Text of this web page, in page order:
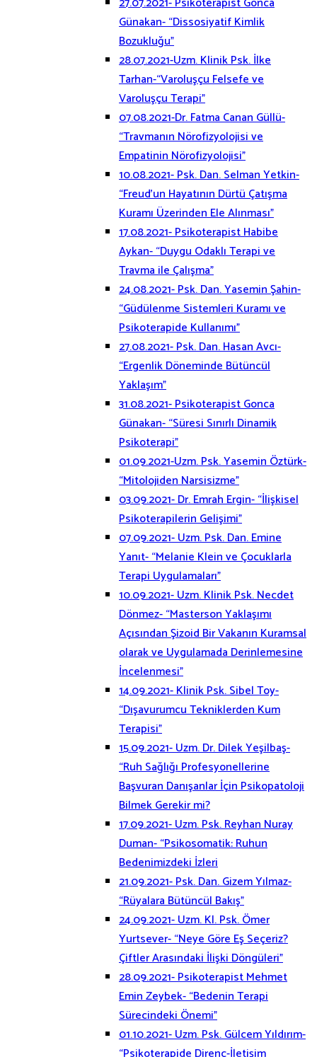
Günakan- “Dissosiyatif Kimlik
Bozukluğu”
28.07.2021-Uzm. Klinik Psk. İlke
Tarhan-“Varoluşçu Felsefe ve
Varoluşçu Terapi”
07.08.2021-Dr. Fatma Canan Güllü-
“Travmanın Nörofizyolojisi ve
Empatinin Nörofizyolojisi”
10.08.2021- Psk. Dan. Selman Yetkin-
“Freud’un Hayatının Dürtü Çatışma
Kuramı Üzerinden Ele Alınması”
17.08.2021- Psikoterapist Habibe
Aykan- “Duygu Odaklı Terapi ve
Travma ile Çalışma”
24.08.2021- Psk. Dan. Yasemin Şahin-
“Güdülenme Sistemleri Kuramı ve
Psikoterapide Kullanımı”
27.08.2021- Psk. Dan. Hasan Avcı-
“Ergenlik Döneminde Bütüncül
Yaklaşım”
31.08.2021- Psikoterapist Gonca
Günakan- “Süresi Sınırlı Dinamik
Psikoterapi”
01.09.2021-Uzm. Psk. Yasemin Öztürk-
“Mitolojiden Narsisizme”
03.09.2021- Dr. Emrah Ergin- “İlişkisel
Psikoterapilerin Gelişimi”
07.09.2021- Uzm. Psk. Dan. Emine
Yanıt- “Melanie Klein ve Çocuklarla
Terapi Uygulamaları”
10.09.2021- Uzm. Klinik Psk. Necdet
Dönmez- “Masterson Yaklaşımı
Açısından Şizoid Bir Vakanın Kuramsal
olarak ve Uygulamada Derinlemesine
İncelenmesi”
14.09.2021- Klinik Psk. Sibel Toy-
“Dışavurumcu Tekniklerden Kum
Terapisi”
15.09.2021- Uzm. Dr. Dilek Yeşilbaş-
“Ruh Sağlığı Profesyonellerine
Başvuran Danışanlar İçin Psikopatoloji
Bilmek Gerekir mi?
17.09.2021- Uzm. Psk. Reyhan Nuray
Duman- “Psikosomatik: Ruhun
Bedenimizdeki İzleri
21.09.2021- Psk. Dan. Gizem Yılmaz-
“Rüyalara Bütüncül Bakış”
24.09.2021- Uzm. Kl. Psk. Ömer
Yurtsever- “Neye Göre Eş Seçeriz?
Çiftler Arasındaki İlişki Döngüleri”
28.09.2021- Psikoterapist Mehmet
Emin Zeybek- “Bedenin Terapi
Sürecindeki Önemi”
01.10.2021- Uzm. Psk. Gülcem Yıldırım-